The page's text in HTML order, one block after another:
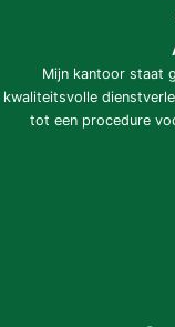
Mijn kantoor staat
kwaliteitsvolle
tot een procedure